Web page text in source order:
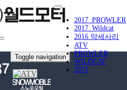
Toggle navigation
2017_PROWLER
2017_Wildcat
2016 악세사리
ATV
PROWLER
WILDCAT
2015